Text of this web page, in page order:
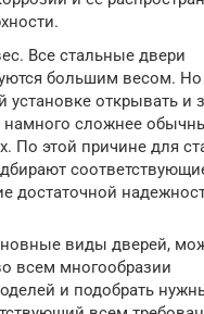
Все стальные двери
большим весом.
установке открывать и
намного сложнее
По этой причине для
достаточной
виды дверей,
всем многообразии
и подобрать